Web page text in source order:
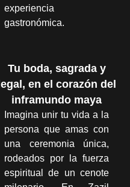
experiencia
gastronómica.
Tu boda, sagrada y
legal, en el corazón del
inframundo maya
Imagina unir tu vida a la
persona que amas con
una ceremonia única,
rodeados por la fuerza
espiritual de un cenote